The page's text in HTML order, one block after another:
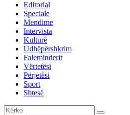
Editorial
Speciale
Mendime
Intervista
Kulturë
Udhëpërshkrim
Faleminderit
Vërtetësi
Përjetësi
Sport
Shtesë